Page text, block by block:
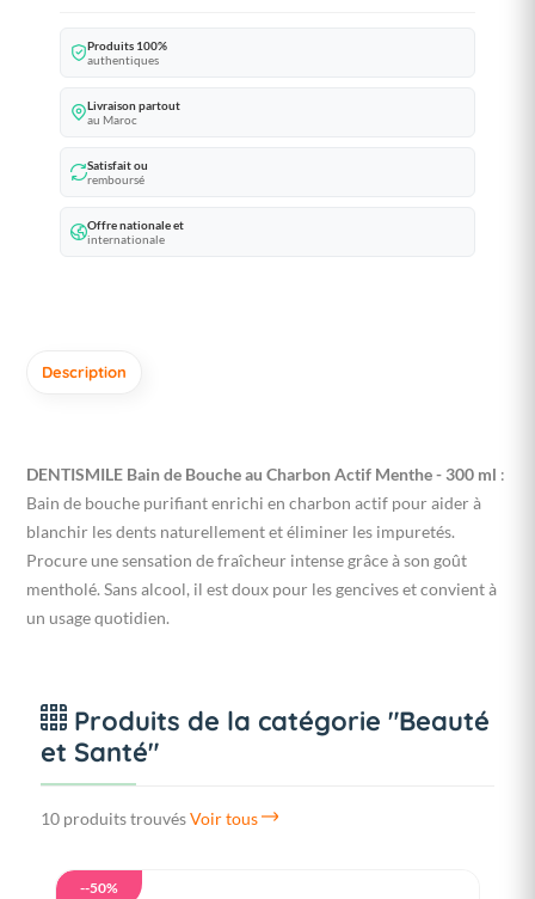
Produits 100%
authentiques
Livraison partout
au Maroc
Satisfait ou
remboursé
Offre nationale et
internationale
Description
DENTISMILE Bain de Bouche au Charbon Actif Menthe - 300 ml :
Bain de bouche purifiant enrichi en charbon actif pour aider à
blanchir les dents naturellement et éliminer les impuretés.
Procure une sensation de fraîcheur intense grâce à son goût
mentholé. Sans alcool, il est doux pour les gencives et convient à
un usage quotidien.
Produits de la catégorie "Beauté
et Santé"
10 produits trouvésVoir tous
--50%